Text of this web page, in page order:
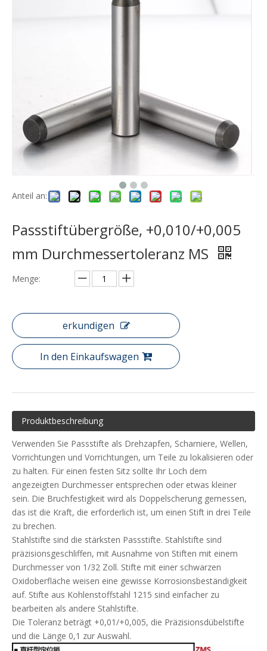
Anteil an:
Passstiftübergröße, +0,010/+0,005
mm Durchmessertoleranz MS
Menge:
erkundigen
In den Einkaufswagen
Produktbeschreibung
Verwenden Sie Passstifte als Drehzapfen, Scharniere, Wellen,
Vorrichtungen und Vorrichtungen, um Teile zu lokalisieren oder
zu halten. Für einen festen Sitz sollte Ihr Loch dem
angezeigten Durchmesser entsprechen oder etwas kleiner
sein. Die Bruchfestigkeit wird als Doppelscherung gemessen,
das ist die Kraft, die erforderlich ist, um einen Stift in drei Teile
zu brechen.
Stahlstifte sind die stärksten Passstifte. Stahlstifte sind
präzisionsgeschliffen, mit Ausnahme von Stiften mit einem
Durchmesser von 1/32 Zoll. Stifte mit einer schwarzen
Oxidoberfläche weisen eine gewisse Korrosionsbeständigkeit
auf. Stifte aus Kohlenstoffstahl 1215 sind einfacher zu
bearbeiten als andere Stahlstifte.
Die Toleranz beträgt +0,01/+0,005, die Präzisionsdübelstifte
und die Länge 0,1 zur Auswahl.